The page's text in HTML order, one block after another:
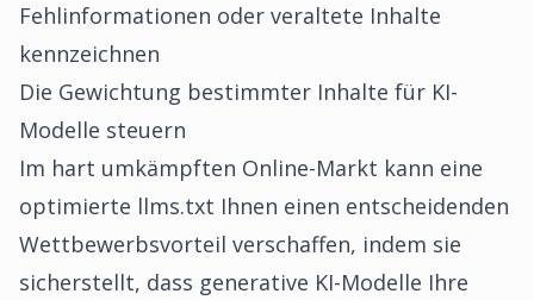
Fehlinformationen oder veraltete Inhalte
kennzeichnen
Die Gewichtung bestimmter Inhalte für KI-
Modelle steuern
Im hart umkämpften Online-Markt kann eine
optimierte llms.txt Ihnen einen entscheidenden
Wettbewerbsvorteil verschaffen, indem sie
sicherstellt, dass generative KI-Modelle Ihre